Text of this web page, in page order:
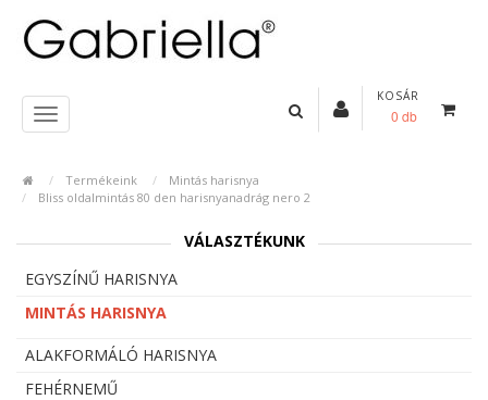
KOSÁR
0 db
Termékeink
Mintás harisnya
Bliss oldalmintás 80 den harisnyanadrág nero 2
VÁLASZTÉKUNK
EGYSZÍNŰ HARISNYA
MINTÁS HARISNYA
ALAKFORMÁLÓ HARISNYA
FEHÉRNEMŰ